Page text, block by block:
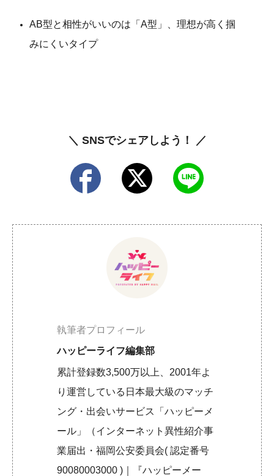
AB型と相性がいいのは「A型」、理想が高く掴
みにくいタイプ
＼ SNSでシェアしよう！ ／
執筆者プロフィール
ハッピーライフ編集部
累計登録数3,500万以上、2001年よ
り運営している日本最大級のマッチ
ング・出会いサービス「ハッピーメ
ール」（インターネット異性紹介事
業届出・福岡公安委員会( 認定番号
90080003000 )｜『ハッピーメー